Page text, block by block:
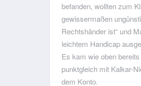
befanden, wollten zum
gewissermaßen
Rechtshänder ist“ und
leichtem Handicap
Es kam wie oben
punktgleich mit Kalkar-
dem Konto.